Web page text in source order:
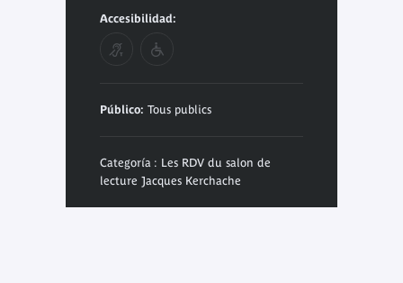
Accesibilidad:
Público: Tous publics
Categoría : Les RDV du salon de
lecture Jacques Kerchache